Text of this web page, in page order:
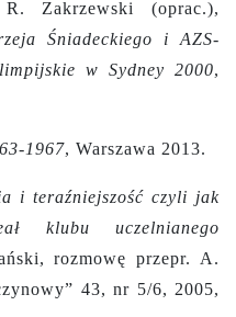
Zakrzewski (oprac.),
Śniadeckiego i AZS-
w Sydney 2000,
1967, Warszawa 2013.
i teraźniejszość czyli jak
klubu uczelnianego
rozmowę przepr. A.
43, nr 5/6, 2005,